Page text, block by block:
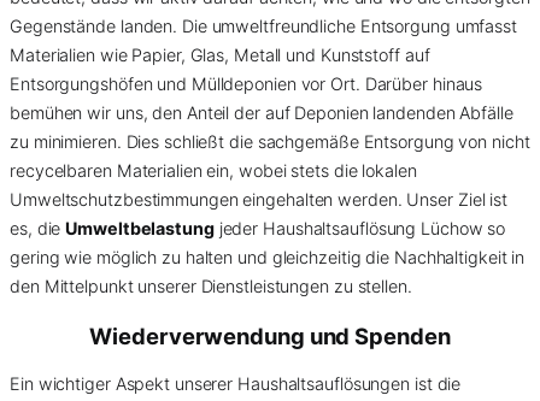
Gegenstände landen. Die umweltfreundliche Entsorgung umfasst
Materialien wie Papier, Glas, Metall und Kunststoff auf
Entsorgungshöfen und Mülldeponien vor Ort. Darüber hinaus
bemühen wir uns, den Anteil der auf Deponien landenden Abfälle
zu minimieren. Dies schließt die sachgemäße Entsorgung von nicht
recycelbaren Materialien ein, wobei stets die lokalen
Umweltschutzbestimmungen eingehalten werden. Unser Ziel ist
es, dieUmweltbelastungjeder Haushaltsauflösung Lüchow so
gering wie möglich zu halten und gleichzeitig die Nachhaltigkeit in
den Mittelpunkt unserer Dienstleistungen zu stellen.
Wiederverwendung und Spenden
Ein wichtiger Aspekt unserer Haushaltsauflösungen ist die